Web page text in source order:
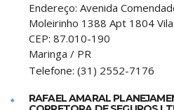
Endereço: Avenida
Moleirinho 1388 Apt 1804 Vila
CEP: 87.010-190
Maringa / PR
Telefone: (31) 2552-7176
RAFAEL AMARAL